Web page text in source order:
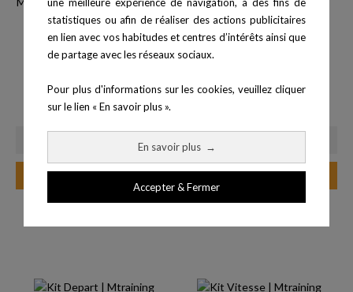
statistiques ou afin de réaliser des actions publicitaires
en lien avec vos habitudes et centres d’intérêts ainsi que
de partage avec les réseaux sociaux.
Pour plus d'informations sur les cookies, veuillez cliquer
sur le lien « En savoir plus ».
En savoir plus →
Accepter & Fermer
Kit Standard Smart
Prix
2 899,00 €
Ajouter au panier
Kit Panneau
Ajouter au panier